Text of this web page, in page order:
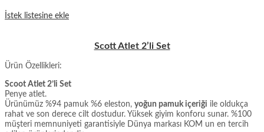
İstek listesine ekle
Scott Atlet 2’li Set
Ürün Özellikleri:
Scoot Atlet 2’li Set
Penye atlet.
Ürünümüz %94 pamuk %6 eleston, yoğun pamuk içeriği ile oldukça
rahat ve son derece cilt dostudur. Yüksek giyim konforu sunar. %100
müşteri memnuniyeti garantisiyle Dünya markası KOM un en tercih